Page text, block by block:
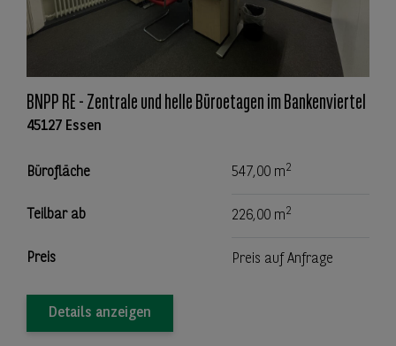
BNPP RE - Zentrale und helle Büroetagen im Bankenviertel
45127 Essen
Bürofläche 547,00 m2
Teilbar ab 226,00 m2
Preis Preis auf Anfrage
Details anzeigen